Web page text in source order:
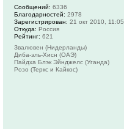
Сообщений: 6336
Благодарностей: 2978
Зарегистрирован: 21 окт 2010, 11:05
Откуда: Россия
Рейтинг: 621
Звалювен (Нидерланды)
Диба-эль-Хисн (ОАЭ)
Пайдха Блэк Эйнджелс (Уганда)
Розо (Теркс и Кайкос)